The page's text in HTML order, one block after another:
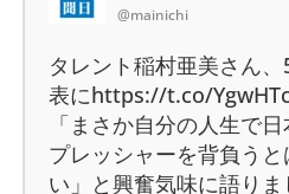
@mainichi
タレント稲村亜美さん
表にhttps://t.co/
「まさか自分の人生で
プレッシャーを背負う
い」と興奮気味に語りま